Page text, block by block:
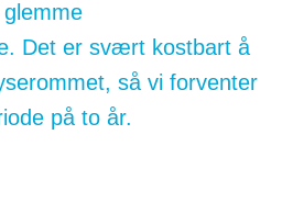
Det er svært kostbart å
så vi forventer
på to år.